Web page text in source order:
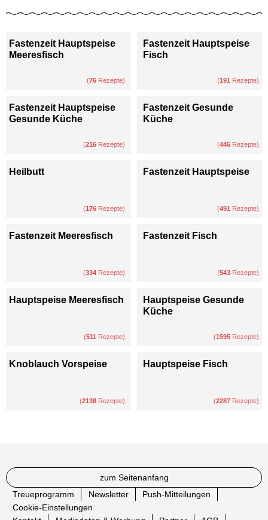
Fastenzeit Hauptspeise
Meeresfisch
(76 Rezepte)
Fastenzeit Hauptspeise
Fisch
(191 Rezepte)
Fastenzeit Hauptspeise
Gesunde Küche
(216 Rezepte)
Fastenzeit Gesunde
Küche
(446 Rezepte)
Heilbutt
(176 Rezepte)
Fastenzeit Hauptspeise
(491 Rezepte)
Fastenzeit Meeresfisch
(334 Rezepte)
Fastenzeit Fisch
(543 Rezepte)
Hauptspeise Meeresfisch
(511 Rezepte)
Hauptspeise Gesunde
Küche
(1595 Rezepte)
Knoblauch Vorspeise
(2138 Rezepte)
Hauptspeise Fisch
(2287 Rezepte)
zum Seitenanfang
Treueprogramm
Newsletter
Push-Mitteilungen
Cookie-Einstellungen